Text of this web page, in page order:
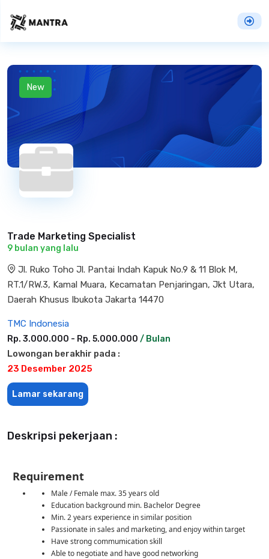
New
Trade Marketing Specialist
9 bulan yang lalu
Jl. Ruko Toho Jl. Pantai Indah Kapuk No.9 & 11 Blok M,
RT.1/RW.3, Kamal Muara, Kecamatan Penjaringan, Jkt Utara,
Daerah Khusus Ibukota Jakarta 14470
TMC Indonesia
Rp. 3.000.000 - Rp. 5.000.000 / Bulan
Lowongan berakhir pada :
23 Desember 2025
Lamar sekarang
Deskripsi pekerjaan :
Requirement
Male / Female max. 35 years old
Education background min. Bachelor Degree
Min. 2 years experience in similar position
Passionate in sales and marketing, and enjoy within target
Have strong commumication skill
Able to negotiate and have good networking